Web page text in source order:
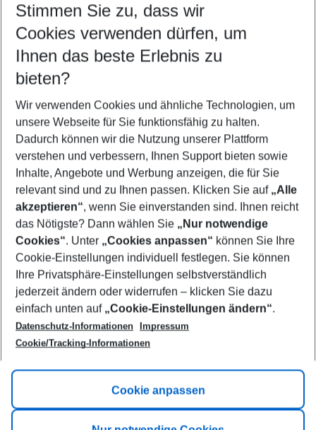
Customize your offer
Find the perfect deal which suits your best
Your departure airport
Any airport
Select your date range
09/08/26–07/08/27 5-8 nights
Who will travel
2 adults No children
Show more filter
Footer
Footer navigation
Title A
Link A
Stimmen Sie zu, dass wir
Cookies verwenden dürfen, um
Ihnen das beste Erlebnis zu
bieten?
Wir verwenden Cookies und ähnliche Technologien, um
unsere Webseite für Sie funktionsfähig zu halten.
Dadurch können wir die Nutzung unserer Plattform
verstehen und verbessern, Ihnen Support bieten sowie
Inhalte, Angebote und Werbung anzeigen, die für Sie
relevant sind und zu Ihnen passen. Klicken Sie auf „Alle
akzeptieren“, wenn Sie einverstanden sind. Ihnen reicht
das Nötigste? Dann wählen Sie „Nur notwendige
Cookies“. Unter „Cookies anpassen“ können Sie Ihre
Cookie-Einstellungen individuell festlegen. Sie können
Ihre Privatsphäre-Einstellungen selbstverständlich
jederzeit ändern oder widerrufen – klicken Sie dazu
einfach unten auf „Cookie-Einstellungen ändern“.
Datenschutz-Informationen
Impressum
Cookie/Tracking-Informationen
Cookie anpassen